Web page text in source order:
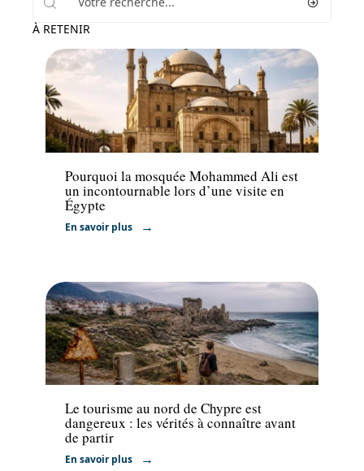
À RETENIR
Activités
Pourquoi la mosquée Mohammed Ali est
un incontournable lors d’une visite en
Égypte
En savoir plus
Voyage
Le tourisme au nord de Chypre est
dangereux : les vérités à connaître avant
de partir
En savoir plus